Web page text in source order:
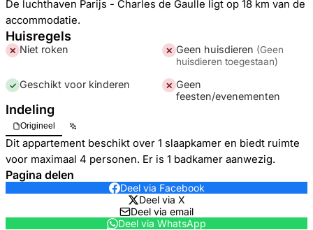
De luchthaven Parijs - Charles de Gaulle ligt op 18 km van de
accommodatie.
Huisregels
✕ Niet roken ✕ Geen huisdieren (Geen
huisdieren toegestaan)
✓ Geschikt voor kinderen ✕ Geen
feesten/evenementen
Indeling
Origineel
Dit appartement beschikt over 1 slaapkamer en biedt ruimte
voor maximaal 4 personen. Er is 1 badkamer aanwezig.
Pagina delen
Deel via Facebook
Deel via X
Deel via email
Deel via WhatsApp